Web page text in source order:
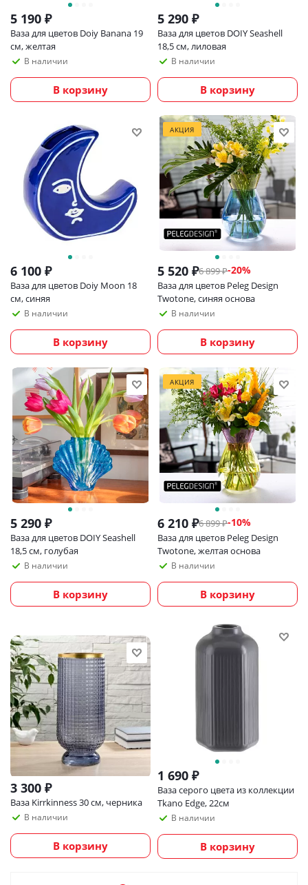
5 190 ₽
Ваза для цветов Doiy Banana 19
см, желтая
В наличии
В корзину
5 290 ₽
Ваза для цветов DOIY Seashell
18,5 см, лиловая
В наличии
В корзину
6 100 ₽
Ваза для цветов Doiy Moon 18
см, синяя
В наличии
В корзину
АКЦИЯ
5 520 ₽6 899₽-20%
Ваза для цветов Peleg Design
Twotone, синяя основа
В наличии
В корзину
5 290 ₽
Ваза для цветов DOIY Seashell
18,5 см, голубая
В наличии
В корзину
АКЦИЯ
6 210 ₽6 899₽-10%
Ваза для цветов Peleg Design
Twotone, желтая основа
В наличии
В корзину
3 300 ₽
Ваза Kirrkinness 30 см, черника
В наличии
В корзину
1 690 ₽
Ваза серого цвета из коллекции
Tkano Edge, 22см
В наличии
В корзину